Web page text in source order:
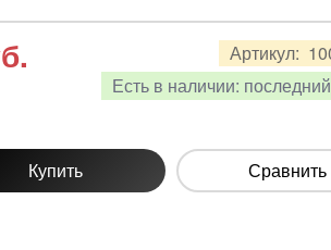
Артикул:
Есть в наличии:
Купить Сравнить